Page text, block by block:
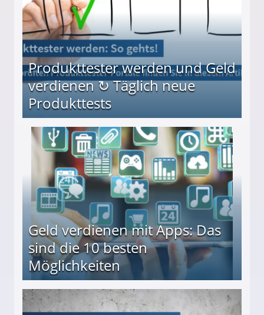
Produkttester werden und Geld
verdienen ↻ Täglich neue
Produkttests
↻ Täglich neue Produkttests
Geld verdienen mit Apps: Das
sind die 10 besten
Möglichkeiten
besten Möglichkeiten